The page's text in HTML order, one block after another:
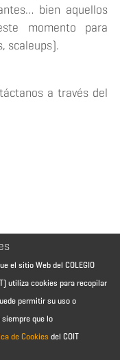
bien aquellos
momento para
scaleups).
a través del
el sitio Web del COLEGIO
utiliza cookies para recopilar
permitir su uso o
que lo
de Cookies del COIT